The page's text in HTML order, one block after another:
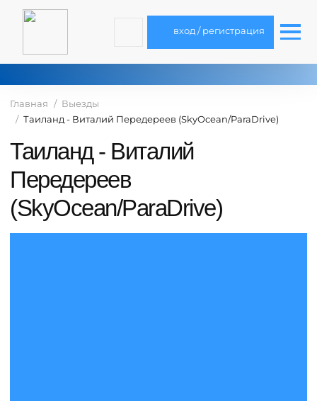
вход / регистрация
Главная
Выезды
Таиланд - Виталий Передереев (SkyOcean/ParaDrive)
Таиланд - Виталий
Передереев
(SkyOcean/ParaDrive)